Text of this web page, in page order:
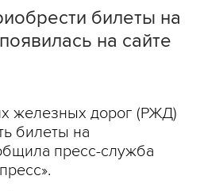
билеты на
на сайте
железных дорог (РЖД)
билеты на
пресс-служба